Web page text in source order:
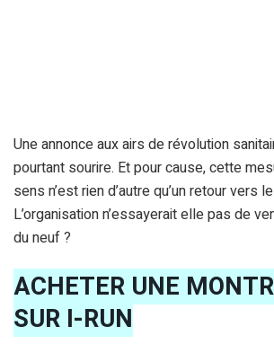
Une annonce aux airs de révolution
pourtant sourire. Et pour cause, cette
sens n’est rien d’autre qu’un retour vers
L’organisation n’essayerait elle pas de
du neuf ?
ACHETER UNE
SUR I-RUN